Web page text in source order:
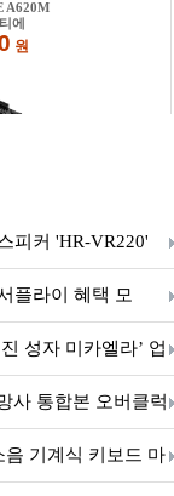
피커 'HR-VR220'
플라이 혜택 모
성자 미카엘라’ 업
사 통합본 오버클럭
기계식 키보드 마